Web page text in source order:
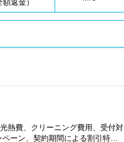
額返金）
熱費、クリーニング費用、受付対
ーン、契約期間による割引特典